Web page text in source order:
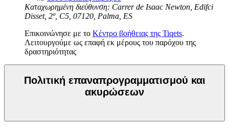
Καταχωρημένη διεύθυνση: Carrer de Isaac Newton, Edifci
Disset, 2º, C5, 07120, Palma, ES
Επικοινώνησε με το Κέντρο βοήθειας της Tiqets.
Λειτουργούμε ως επαφή εκ μέρους του παρόχου της
δραστηριότητας
Πολιτική επαναπρογραμματισμού και
ακυρώσεων